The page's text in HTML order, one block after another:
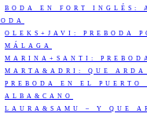
BODA EN FORT INGLÉS:
OLEKS+JAVI: PREBODA
MÁLAGA
MARINA+SANTI:
MARTA&ADRI: QUE ARDA
PREBODA EN EL
ALBA&CANO
LAURA&SAMU – Y QUE